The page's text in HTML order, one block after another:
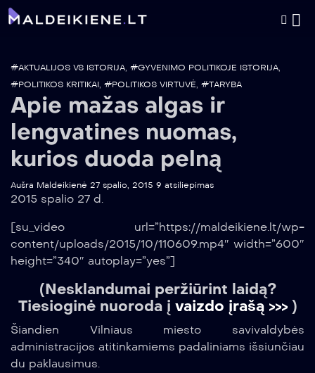
#AKTUALIJOS VS ISTORIJA, #GYVENIMO POLITIKOJE ISTORIJA,
#POLITIKOS KRITIKAI, #POLITIKOS VIRTUVĖ, #TARYBA
Apie mažas algas ir
lengvatines nuomas,
kurios duoda pelną
Aušra Maldeikienė 27 spalio, 2015 9 atsiliepimas
2015 spalio 27 d.
[su_video url=”https://maldeikiene.lt/wp-
content/uploads/2015/10/110609.mp4″ width=”600″
height=”340″ autoplay=”yes”]
(Nesklandumai peržiūrint laidą?
Tiesioginė nuoroda į vaizdo įrašą >>>)
Šiandien Vilniaus miesto savivaldybės
administracijos atitinkamiems padaliniams išsiunčiau
du paklausimus.